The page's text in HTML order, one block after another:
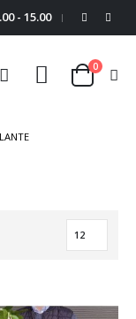
- 15.00 |
Cart
0